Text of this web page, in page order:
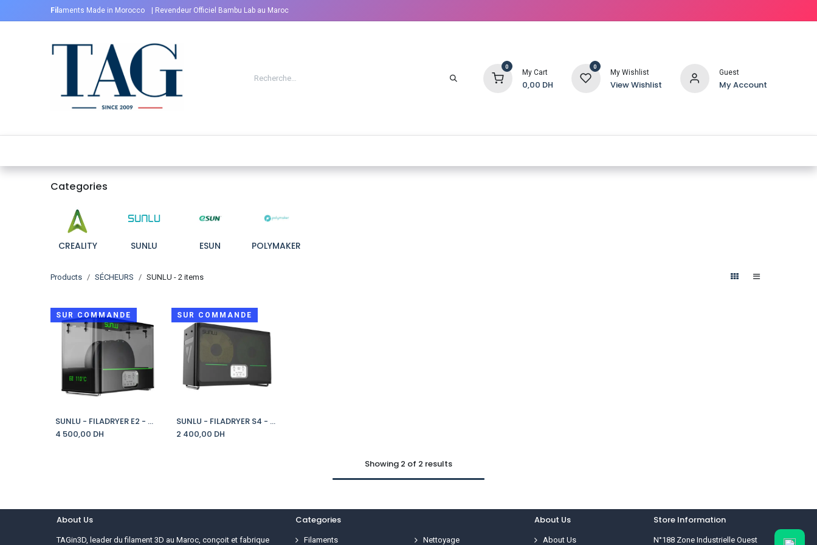
Se rendre au contenu
Fil aments Made in Morocco | Revendeur Officiel Bambu Lab au Maroc
0
My Cart
0,00 DH
0
My Wishlist
View Wishlist
Guest
My Account
Categories
CREALITY SUNLU ESUN POLYMAKER
Products SÉCHEURS SUNLU - 2 items
SUR COMMANDE
Add to Cart
SUNLU - FILADRYER E2 - SÉCHEUR FILAMENT
4 500,00 DH
SUR COMMANDE
Add to Cart
SUNLU - FILADRYER S4 - SÉCHEUR FILAMENT
2 400,00 DH
Showing 2 of 2 results
About Us
TAGin3D, leader du filament 3D au Maroc, conçoit et fabrique
Categories
Filaments
About Us
About Us
Nettoyage
Store Information
N°188 Zone Industrielle Ouest